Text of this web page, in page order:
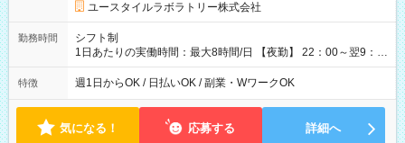
ユースタイルラボラトリー株式会社
勤務時間
シフト制
1日あたりの実働時間：最大8時間/日 【夜勤】 22：00～翌9：
00 ※週1日～OK ／ 夜勤専従 ＊＊ 勤務時間例 ＊＊ ■22時か
ら翌7時 ■23時から翌8時 ■24時から翌9時 など ※上記の時間
ます。 ※曜日固定（毎週同じ曜日での勤務となります）
特徴 週1日からOK / 日払いOK / 副業・WワークOK
気になる！ 応募する 詳細へ